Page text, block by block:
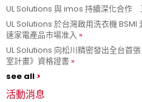
UL Solutions 與 imos 持續深化合作
UL Solutions 於台灣啟用洗衣機
速家電產品市場准入
UL Solutions 向松川精密發出全台首
室計畫》資格證書
see all
活動消息